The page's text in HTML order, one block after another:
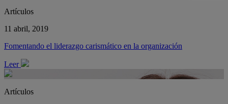
Artículos
11 abril, 2019
Fomentando el liderazgo carismático en la organización
Leer
Artículos